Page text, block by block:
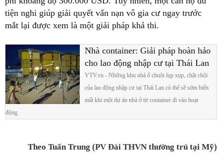
tiện nghi giúp giải quyết vấn nạn vô gia cư ngay trước
mắt lại được xem là một giải pháp khả thi.
Nhà container: Giải pháp hoàn hảo
cho lao động nhập cư tại Thái Lan
VTV.vn - Những khu nhà ổ chuột lụp xụp, chật chội
của lao động nhập cư tại Thái Lan có thể sẽ sớm biến
mất khi một dự án nhà ở từ container đi vào hoạt
động.
Theo Tuấn Trung (PV Đài THVN thường trú tại Mỹ)